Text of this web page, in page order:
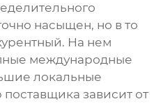
насыщен, но в то
На нем
международные
локальные
зависит от